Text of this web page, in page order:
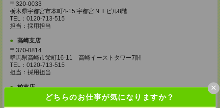
どちらのお仕事が気になりますか？
×
〒320-0033
栃木県宇都宮市本町4-15 宇都宮ＮＩビル8階
TEL：0120-713-515
担当：採用担当
高崎支店
〒370-0814
群馬県高崎市栄町16-11 高崎イーストタワー7階
TEL：0120-713-515
担当：採用担当
柏支店